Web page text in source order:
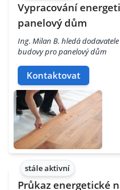
Vypracování
panelový dům
Ing. Milan B. hledá
budovy pro panelový dům
Kontaktovat
stále aktivní
Průkaz energetické